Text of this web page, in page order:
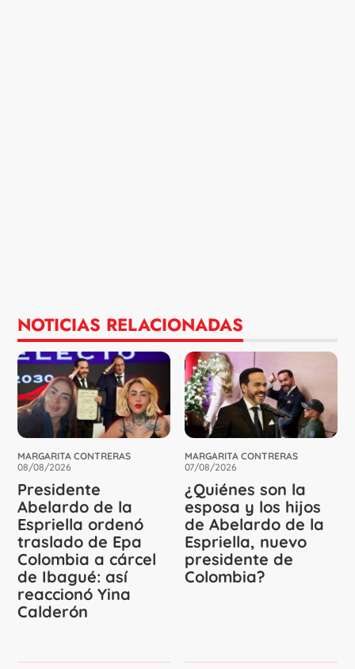
NOTICIAS RELACIONADAS
MARGARITA CONTRERAS
08/08/2026
Presidente
Abelardo de la
Espriella ordenó
traslado de Epa
Colombia a cárcel
de Ibagué: así
reaccionó Yina
Calderón
MARGARITA CONTRERAS
07/08/2026
¿Quiénes son la
esposa y los hijos
de Abelardo de la
Espriella, nuevo
presidente de
Colombia?